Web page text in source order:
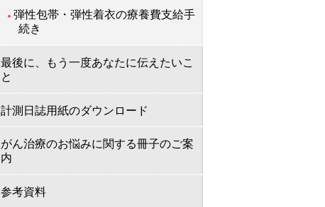
弾性包帯・弾性着衣の療養費支給手
続き
最後に、もう一度あなたに伝えたいこ
と
計測日誌用紙のダウンロード
がん治療のお悩みに関する冊子のご案
内
参考資料